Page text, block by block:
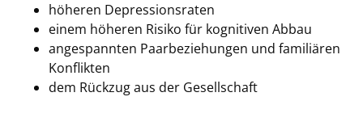
höheren Depressionsraten
einem höheren Risiko für kognitiven Abbau
angespannten Paarbeziehungen und familiären
Konflikten
dem Rückzug aus der Gesellschaft